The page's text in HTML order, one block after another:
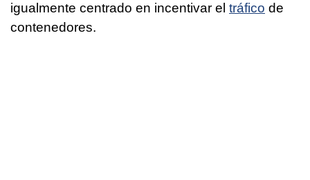
igualmente centrado en incentivar el tráfico de
contenedores.